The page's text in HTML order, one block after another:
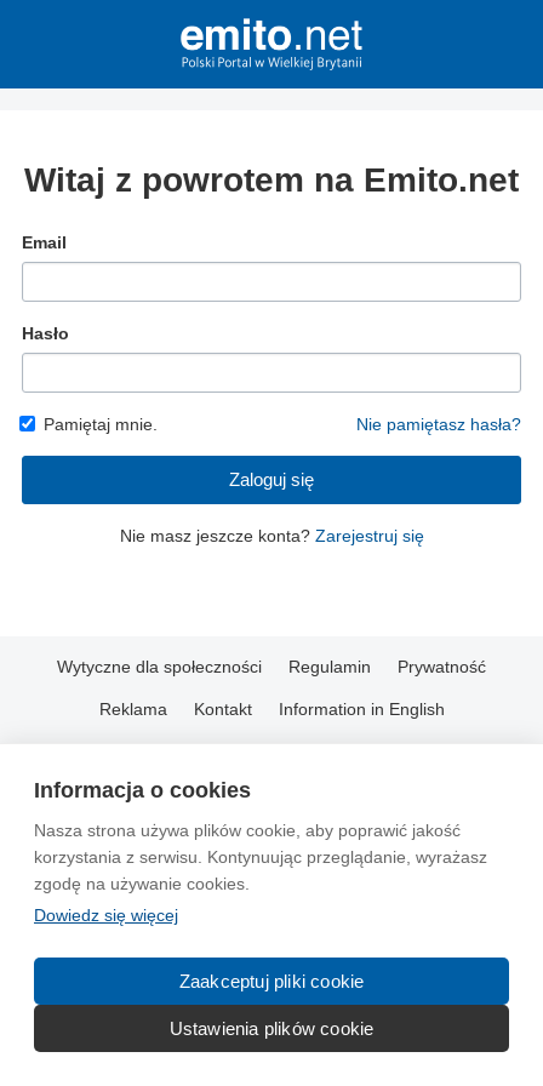
Informacja o cookies
Nasza strona używa plików cookie, aby poprawić jakość
korzystania z serwisu. Kontynuując przeglądanie, wyrażasz
zgodę na używanie cookies.
Dowiedz się więcej
Zaakceptuj pliki cookie
Ustawienia plików cookie
Witaj z powrotem na Emito.net
Email
Hasło
Pamiętaj mnie. Nie pamiętasz hasła?
Zaloguj się
Nie masz jeszcze konta? Zarejestruj się
Wytyczne dla społeczności Regulamin Prywatność
Reklama Kontakt Information in English